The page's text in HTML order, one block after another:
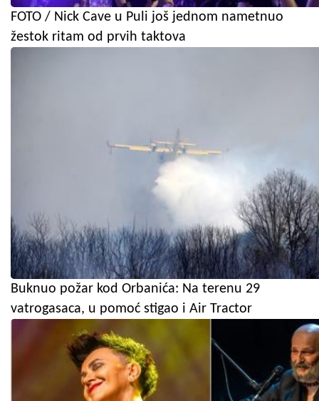
FOTO / Nick Cave u Puli još jednom nametnuo
žestok ritam od prvih taktova
Buknuo požar kod Orbanića: Na terenu 29
vatrogasaca, u pomoć stigao i Air Tractor